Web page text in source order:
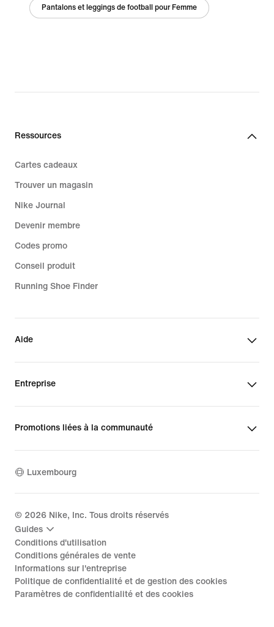
Pantalons et leggings de football pour Femme
Ressources
Cartes cadeaux
Trouver un magasin
Nike Journal
Devenir membre
Codes promo
Conseil produit
Running Shoe Finder
Aide
Entreprise
Promotions liées à la communauté
Luxembourg
© 2026 Nike, Inc. Tous droits réservés
Guides
Conditions d'utilisation
Conditions générales de vente
Informations sur l'entreprise
Politique de confidentialité et de gestion des cookies
Paramètres de confidentialité et des cookies